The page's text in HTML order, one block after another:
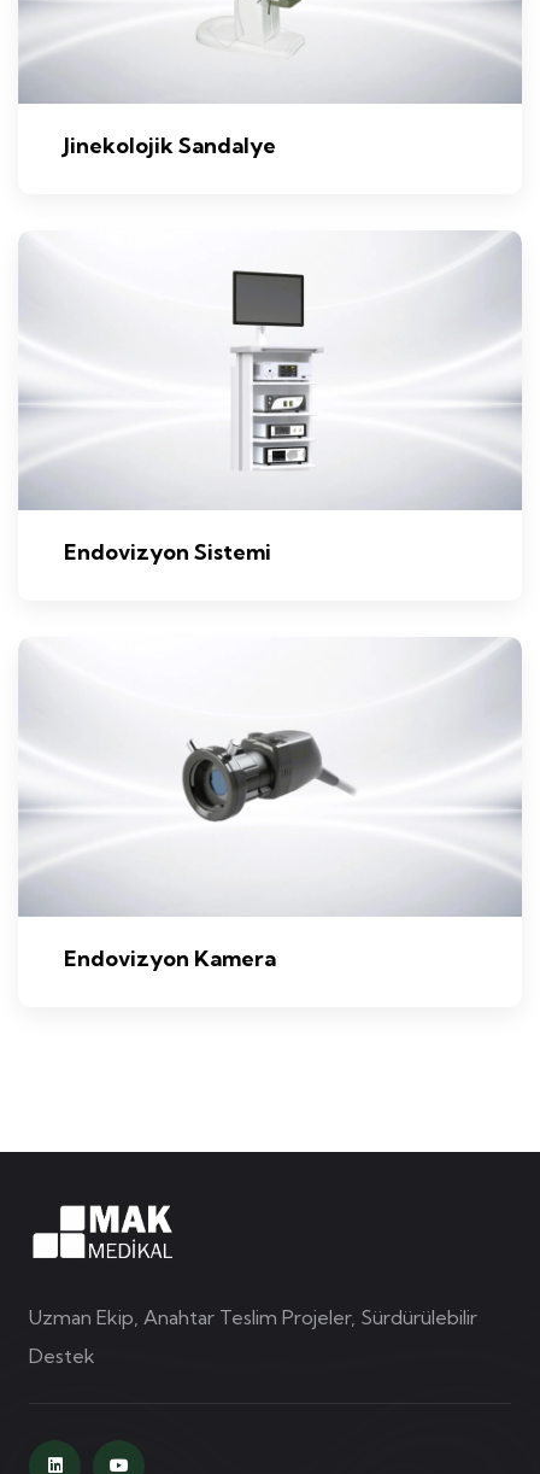
Jinekolojik Sandalye
Endovizyon Sistemi
Endovizyon Kamera
Uzman Ekip, Anahtar Teslim Projeler, Sürdürülebilir
Destek